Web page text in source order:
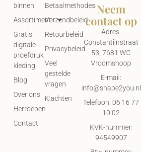
Betaalmethodes
Verzendbeleid
Retourbeleid
Privacybeleid
Veel
gestelde
vragen
Klachten
binnen
Assortiment
Gratis
digitale
proefdruk
kleding
Blog
Over ons
Herroepen
Contact
Neem
contact op
Adres:
Constantijnstraat
53, 7681 WC
Vroomshoop
E-mail:
info@shape2you.nl
Telefoon: 06 16 77
10 02
KVK-nummer:
94549907